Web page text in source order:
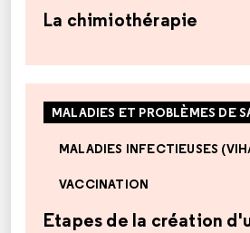
La chimiothérapie
MALADIES ET PROBLÈMES DE
MALADIES INFECTIEUSES
VACCINATION
Etapes de la création